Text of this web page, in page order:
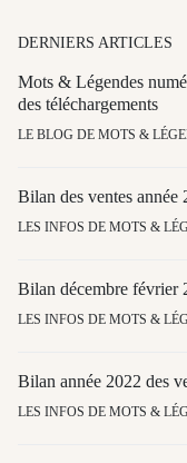
DERNIERS ARTICLES
Mots & Légendes
des téléchargements
LE BLOG DE MOTS &
Bilan des ventes année
LES INFOS DE MOTS &
Bilan décembre février
LES INFOS DE MOTS &
Bilan année 2022 des
LES INFOS DE MOTS &